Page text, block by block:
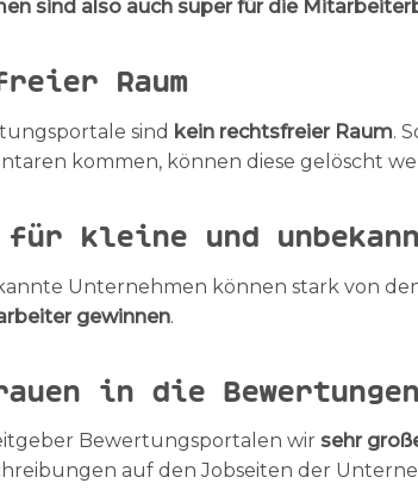
sind also auch super für die
Raum
sind kein rechtsfreier Raum.
kommen, können diese gelöscht
kleine und
Unternehmen können stark von
gewinnen.
in die Bewertungen
Bewertungsportalen wir sehr
auf den Jobseiten der